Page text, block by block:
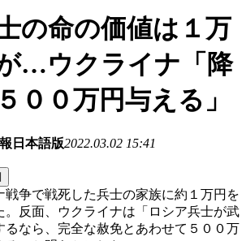
の命の価値は１万
…ウクライナ「降
００万円与える」
日本語版2022.03.02 15:41
戦争で戦死した兵士の家族に約１万円を
。反面、ウクライナは「ロシア兵士が武
るなら、完全な赦免とあわせて５００万